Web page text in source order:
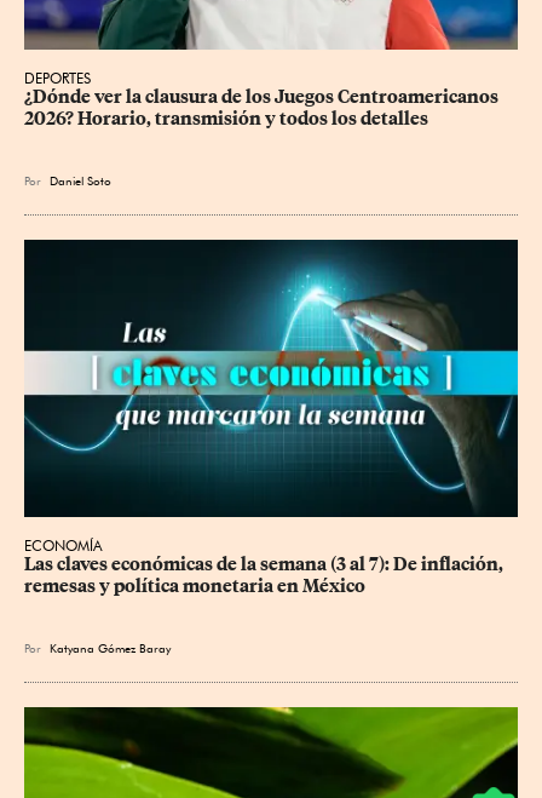
DEPORTES
¿Dónde ver la clausura de los Juegos Centroamericanos
2026? Horario, transmisión y todos los detalles
Por Daniel Soto
ECONOMÍA
Las claves económicas de la semana (3 al 7): De inflación,
remesas y política monetaria en México
Por Katyana Gómez Baray